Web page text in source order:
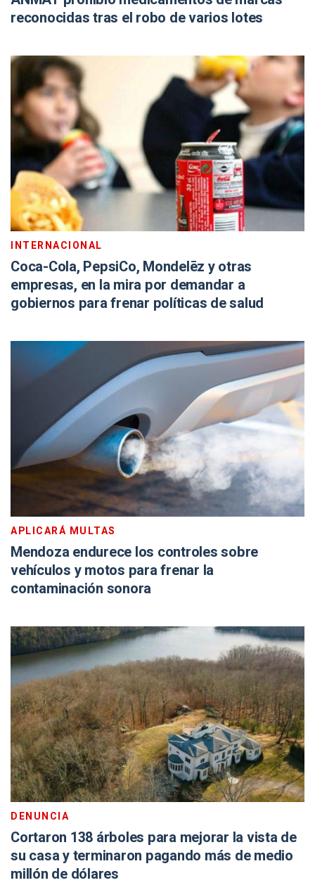
reconocidas tras el robo de varios lotes
INTERNACIONAL
Coca-Cola, PepsiCo, Mondelēz y otras
empresas, en la mira por demandar a
gobiernos para frenar políticas de salud
APLICARÁ MULTAS
Mendoza endurece los controles sobre
vehículos y motos para frenar la
contaminación sonora
DENUNCIA
Cortaron 138 árboles para mejorar la vista de
su casa y terminaron pagando más de medio
millón de dólares